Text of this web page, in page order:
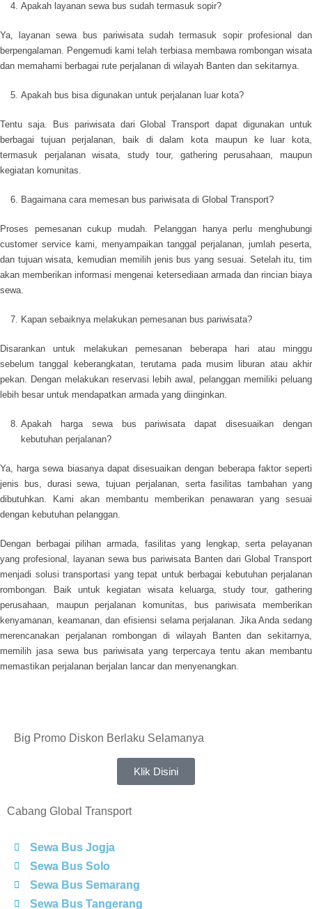
Apakah layanan sewa bus sudah termasuk sopir?
Ya, layanan sewa bus pariwisata sudah termasuk sopir profesional dan
berpengalaman. Pengemudi kami telah terbiasa membawa rombongan wisata
dan memahami berbagai rute perjalanan di wilayah Banten dan sekitarnya.
Apakah bus bisa digunakan untuk perjalanan luar kota?
Tentu saja. Bus pariwisata dari Global Transport dapat digunakan untuk
berbagai tujuan perjalanan, baik di dalam kota maupun ke luar kota,
termasuk perjalanan wisata, study tour, gathering perusahaan, maupun
kegiatan komunitas.
Bagaimana cara memesan bus pariwisata di Global Transport?
Proses pemesanan cukup mudah. Pelanggan hanya perlu menghubungi
customer service kami, menyampaikan tanggal perjalanan, jumlah peserta,
dan tujuan wisata, kemudian memilih jenis bus yang sesuai. Setelah itu, tim
akan memberikan informasi mengenai ketersediaan armada dan rincian biaya
sewa.
Kapan sebaiknya melakukan pemesanan bus pariwisata?
Disarankan untuk melakukan pemesanan beberapa hari atau minggu
sebelum tanggal keberangkatan, terutama pada musim liburan atau akhir
pekan. Dengan melakukan reservasi lebih awal, pelanggan memiliki peluang
lebih besar untuk mendapatkan armada yang diinginkan.
Apakah harga sewa bus pariwisata dapat disesuaikan dengan
kebutuhan perjalanan?
Ya, harga sewa biasanya dapat disesuaikan dengan beberapa faktor seperti
jenis bus, durasi sewa, tujuan perjalanan, serta fasilitas tambahan yang
dibutuhkan. Kami akan membantu memberikan penawaran yang sesuai
dengan kebutuhan pelanggan.
Dengan berbagai pilihan armada, fasilitas yang lengkap, serta pelayanan
yang profesional, layanan sewa bus pariwisata Banten dari Global Transport
menjadi solusi transportasi yang tepat untuk berbagai kebutuhan perjalanan
rombongan. Baik untuk kegiatan wisata keluarga, study tour, gathering
perusahaan, maupun perjalanan komunitas, bus pariwisata memberikan
kenyamanan, keamanan, dan efisiensi selama perjalanan. Jika Anda sedang
merencanakan perjalanan rombongan di wilayah Banten dan sekitarnya,
memilih jasa sewa bus pariwisata yang terpercaya tentu akan membantu
memastikan perjalanan berjalan lancar dan menyenangkan.
Big Promo Diskon Berlaku Selamanya
Klik Disini
Cabang Global Transport
Sewa Bus Jogja
Sewa Bus Solo
Sewa Bus Semarang
Sewa Bus Tangerang